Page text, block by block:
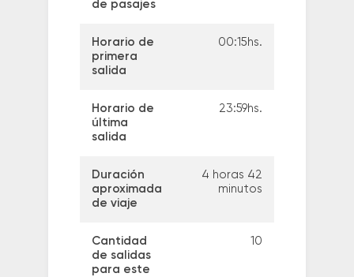
de pasajes
Horario de
primera
salida
00:15hs.
Horario de
última
salida
23:59hs.
Duración
aproximada
de viaje
4 horas 42
minutos
Cantidad
de salidas
para este
10